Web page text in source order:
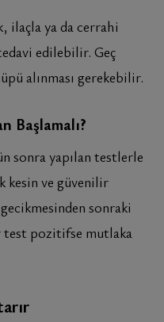
ilaçla ya da cerrahi
edilebilir. Geç
alınması gerekebilir.
Başlamalı?
sonra yapılan testlerle
kesin ve güvenilir
sonraki
test pozitifse mutlaka